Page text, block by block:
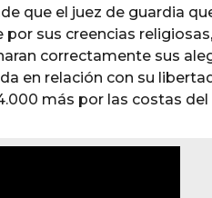
que el juez de guardia
sus creencias
correctamente sus
en relación con su
más por las costas